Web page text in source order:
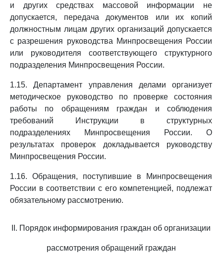
и других средствах массовой информации не
допускается, передача документов или их копий
должностным лицам других организаций допускается
с разрешения руководства Минпросвещения России
или руководителя соответствующего структурного
подразделения Минпросвещения России.
1.15. Департамент управления делами организует
методическое руководство по проверке состояния
работы по обращениям граждан и соблюдения
требований Инструкции в структурных
подразделениях Минпросвещения России. О
результатах проверок докладывается руководству
Минпросвещения России.
1.16. Обращения, поступившие в Минпросвещения
России в соответствии с его компетенцией, подлежат
обязательному рассмотрению.
II. Порядок информирования граждан об организации
рассмотрения обращений граждан